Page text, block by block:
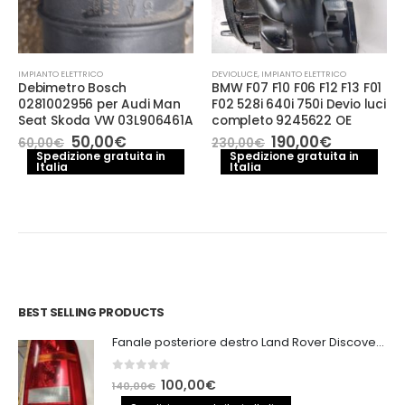
IMPIANTO ELETTRICO
Debimetro Bosch
0281002956 per Audi Man
Seat Skoda VW 03L906461A
60,00€ Il
prezzo
originale
50,00€Il
prezzo
attuale
Spedizione gratuita in
Italia
DEVIOLUCE, IMPIANTO ELETTRICO
BMW F07 F10 F06 F12 F13 F01
F02 528i 640i 750i Devio luci
completo 9245622 OE
230,00€ Il
prezzo
originale
190,00€Il
prezzo
attuale
Spedizione gratuita in
Italia
BEST SELLING PRODUCTS
Fanale posteriore destro Land Rover Discovery 3
out of 5
140,00€ Il100,00€Il